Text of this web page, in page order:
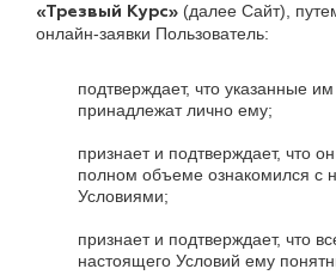
«Трезвый Курс» (далее Сайт),
онлайн-заявки Пользователь:
подтверждает, что указанные
принадлежат лично ему;
признает и подтверждает, что
полном объеме ознакомился с
Условиями;
признает и подтверждает, что
настоящего Условий ему